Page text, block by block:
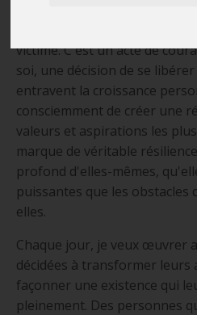
victime. C'est un acte de
soi, une décision de se
entravent la croissance
consciemment de créer une
valeurs et aspirations les
marque de véritable
profond d'elles-mêmes,
puissantes que les obstacles
elles.
Chaque jour, je veux œuvrer
décidées à transformer leurs
façonner une existence qui
pleinement. Des personnes